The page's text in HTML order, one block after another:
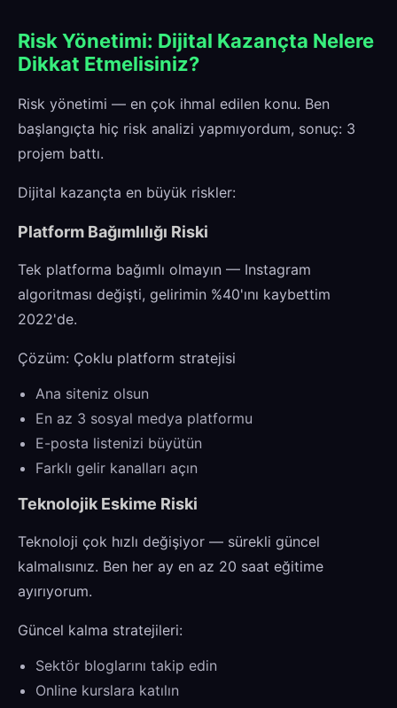
Risk Yönetimi: Dijital Kazançta Nelere
Dikkat Etmelisiniz?
Risk yönetimi — en çok ihmal edilen konu. Ben
başlangıçta hiç risk analizi yapmıyordum, sonuç: 3
projem battı.
Dijital kazançta en büyük riskler:
Platform Bağımlılığı Riski
Tek platforma bağımlı olmayın — Instagram
algoritması değişti, gelirimin %40'ını kaybettim
2022'de.
Çözüm: Çoklu platform stratejisi
Ana siteniz olsun
En az 3 sosyal medya platformu
E-posta listenizi büyütün
Farklı gelir kanalları açın
Teknolojik Eskime Riski
Teknoloji çok hızlı değişiyor — sürekli güncel
kalmalısınız. Ben her ay en az 20 saat eğitime
ayırıyorum.
Güncel kalma stratejileri:
Sektör bloglarını takip edin
Online kurslara katılın